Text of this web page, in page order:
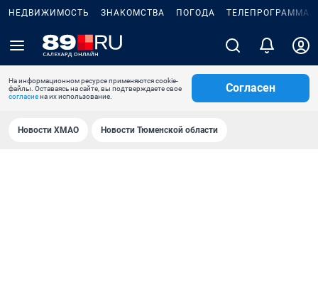
НЕДВИЖИМОСТЬ ЗНАКОМСТВА ПОГОДА ТЕЛЕПРОГРАММА
На информационном ресурсе применяются cookie-
файлы. Оставаясь на сайте, вы подтверждаете свое
согласиена их использование.
Согласен
Новости ХМАО Новости Тюменской области